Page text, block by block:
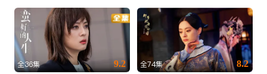
全36集 9.2 全74集 8.2